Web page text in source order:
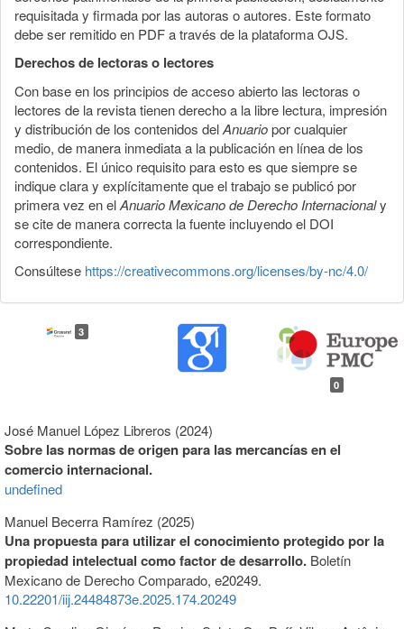
requisitada y firmada por las autoras o autores. Este formato
debe ser remitido en PDF a través de la plataforma OJS.
Derechos de lectoras o lectores
Con base en los principios de acceso abierto las lectoras o
lectores de la revista tienen derecho a la libre lectura, impresión
y distribución de los contenidos delAnuariopor cualquier
medio, de manera inmediata a la publicación en línea de los
contenidos. El único requisito para esto es que siempre se
indique clara y explícitamente que el trabajo se publicó por
primera vez en elAnuario Mexicano de Derecho Internacionaly
se cite de manera correcta la fuente incluyendo el DOI
correspondiente.
Consúltese https://creativecommons.org/licenses/by-nc/4.0/
3
0
José Manuel López Libreros (2024)
Sobre las normas de origen para las mercancías en el
comercio internacional.
undefined
Manuel Becerra Ramírez (2025)
Una propuesta para utilizar el conocimiento protegido por la
propiedad intelectual como factor de desarrollo. Boletín
Mexicano de Derecho Comparado, e20249.
10.22201/iij.24484873e.2025.174.20249